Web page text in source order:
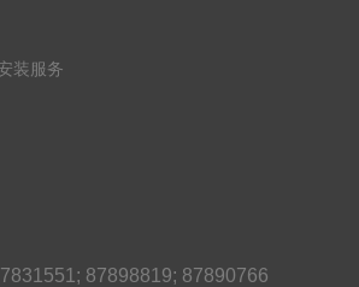
装服务
87898819; 87890766